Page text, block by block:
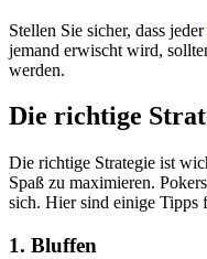
Stellen Sie sicher, dass jeder
jemand erwischt wird,
werden.
Die richtige
Die richtige Strategie ist
Spaß zu maximieren.
sich. Hier sind einige Tipps
1. Bluffen